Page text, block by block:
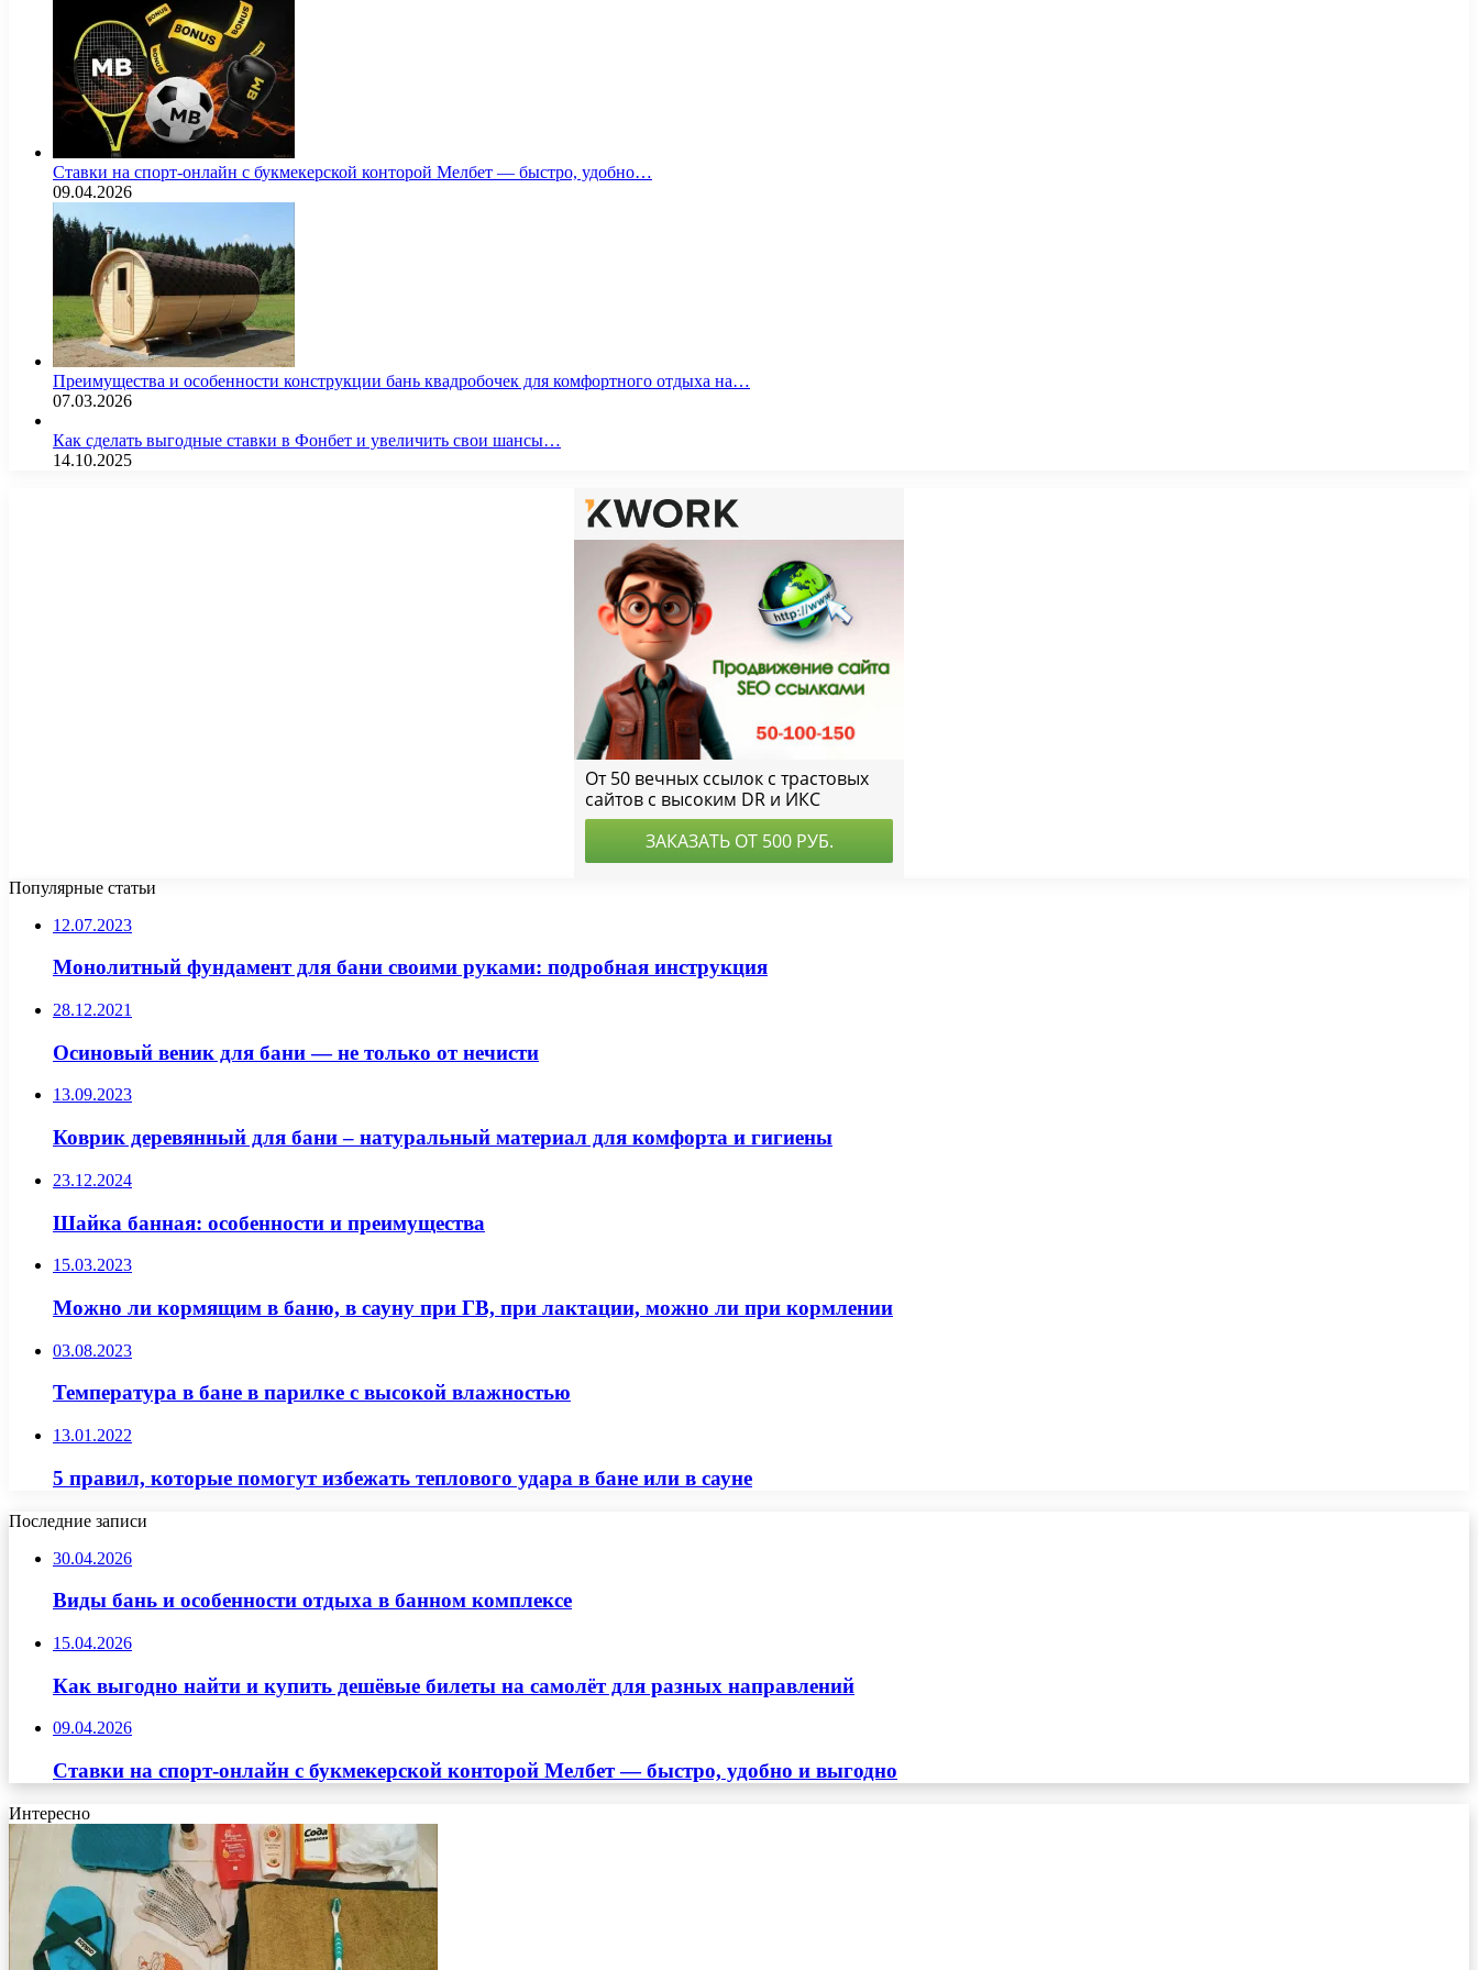
Ставки на спорт-онлайн с букмекерской конторой Мелбет — быстро, удобно…
09.04.2026
Преимущества и особенности конструкции бань квадробочек для комфортного отдыха на…
07.03.2026
Как сделать выгодные ставки в Фонбет и увеличить свои шансы…
14.10.2025
Популярные статьи
12.07.2023
Монолитный фундамент для бани своими руками: подробная инструкция
28.12.2021
Осиновый веник для бани — не только от нечисти
13.09.2023
Коврик деревянный для бани – натуральный материал для комфорта и гигиены
23.12.2024
Шайка банная: особенности и преимущества
15.03.2023
Можно ли кормящим в баню, в сауну при ГВ, при лактации, можно ли при кормлении
03.08.2023
Температура в бане в парилке с высокой влажностью
13.01.2022
5 правил, которые помогут избежать теплового удара в бане или в сауне
Последние записи
30.04.2026
Виды бань и особенности отдыха в банном комплексе
15.04.2026
Как выгодно найти и купить дешёвые билеты на самолёт для разных направлений
09.04.2026
Ставки на спорт-онлайн с букмекерской конторой Мелбет — быстро, удобно и выгодно
Интересно